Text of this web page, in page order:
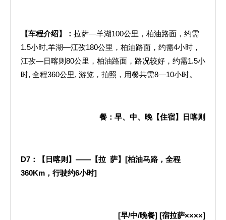
【车程介绍】： 拉萨—羊湖100公里，柏油路面，约需
1.5小时,羊湖—江孜180公里，柏油路面，约需4小时，
江孜—日喀则80公里，柏油路面，路况较好，约需1.5小
时, 全程360公里, 游览，拍照，用餐共需8—10小时。
餐：早、中、晚【住宿】日喀则
D7 ：【日喀则】——【拉 萨】 [柏油马路，全程
360Km ，行驶约6小时]
[早/中/晚餐] [宿拉萨××××]